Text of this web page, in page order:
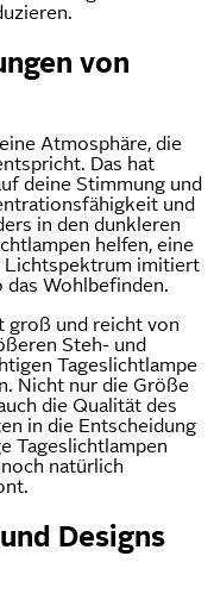
von
Atmosphäre, die
Das hat
deine Stimmung und
und
in den dunkleren
helfen, eine
Lichtspektrum imitiert
Wohlbefinden.
groß und reicht von
Steh- und
Tageslichtlampe
Nicht nur die Größe
die Qualität des
in die Entscheidung
Tageslichtlampen
natürlich
Designs